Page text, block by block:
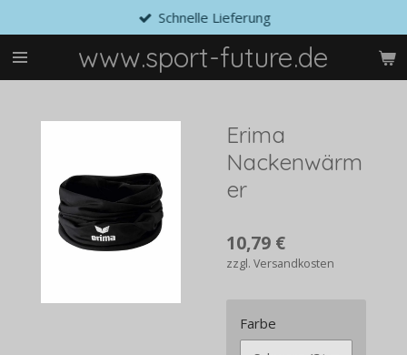
Hauptinhalt
springen
www.sport-future.de
Schnelle Lieferung
Erima
Nackenwärm
er
10,79 €
zzgl. Versandkosten
Farbe